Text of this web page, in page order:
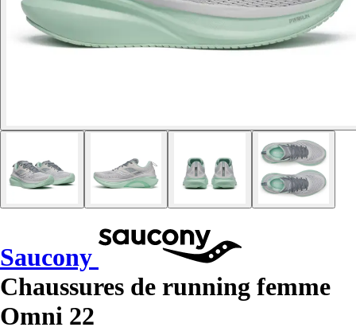
Saucony
Chaussures de running femme
Omni 22